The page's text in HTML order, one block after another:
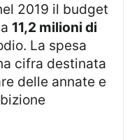
2019 il budget
11,2 milioni di
La spesa
cifra destinata
delle annate e